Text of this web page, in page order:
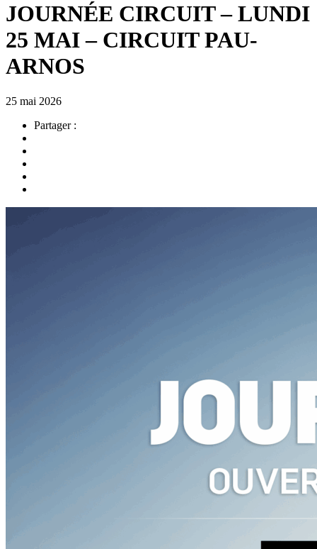
JOURNÉE CIRCUIT – LUNDI
25 MAI – CIRCUIT PAU-
ARNOS
25 mai 2026
Partager :